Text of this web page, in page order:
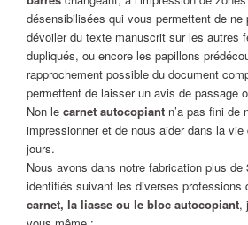
désensibilisées qui vous permettent de ne
dévoiler du texte manuscrit sur les autres
dupliqués, ou encore les papillons
rapprochement possible du document
permettent de laisser un avis de passage
Non le carnet autocopiantn’a pas fini de
impressionner et de nous aider dans la vie
jours.
Nous avons dans notre fabrication plus de
identifiés suivant les diverses professions
carnet, la liasse ou le bloc autocopiant,